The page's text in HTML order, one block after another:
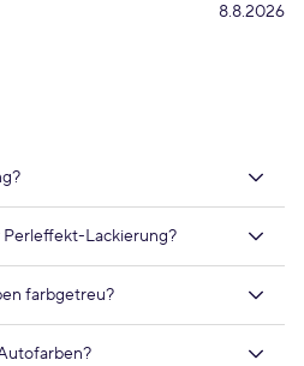
8.8.2026
Lackierung?
farbgetreu?